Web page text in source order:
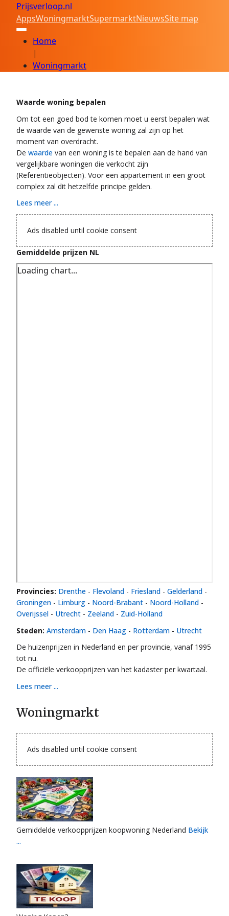
Prijsverloop.nl
AppsWoningmarktSupermarktNieuwsSite map
Home
|
Woningmarkt
Waarde woning bepalen
Om tot een goed bod te komen moet u eerst bepalen wat
de waarde van de gewenste woning zal zijn op het
moment van overdracht.
De waarde van een woning is te bepalen aan de hand van
vergelijkbare woningen die verkocht zijn
(Referentieobjecten). Voor een appartement in een groot
complex zal dit hetzelfde principe gelden.
Lees meer ...
Ads disabled until cookie consent
Gemiddelde prijzen NL
Provincies: Drenthe - Flevoland - Friesland - Gelderland -
Groningen - Limburg - Noord-Brabant - Noord-Holland -
Overijssel - Utrecht - Zeeland - Zuid-Holland
Steden: Amsterdam - Den Haag - Rotterdam - Utrecht
De huizenprijzen in Nederland en per provincie, vanaf 1995
tot nu.
De officiële verkoopprijzen van het kadaster per kwartaal.
Lees meer ...
Woningmarkt
Ads disabled until cookie consent
Gemiddelde verkoopprijzen koopwoning Nederland Bekijk
...